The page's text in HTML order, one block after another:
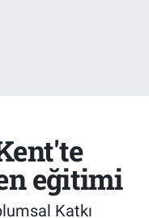
eğitimi
Katkı